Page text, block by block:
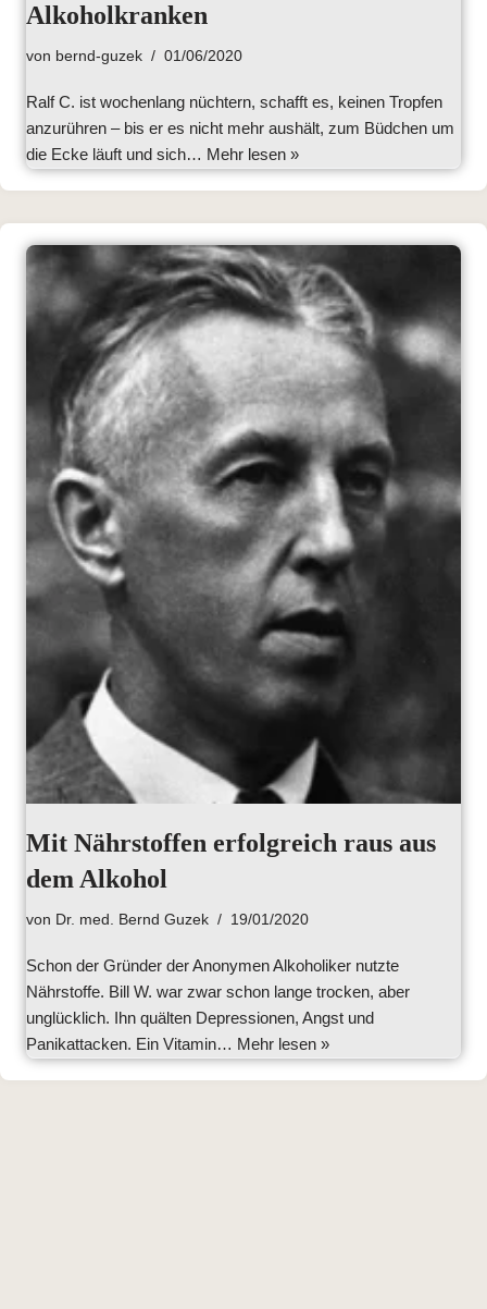
Alkoholkranken
von bernd-guzek 01/06/2020
Ralf C. ist wochenlang nüchtern, schafft es, keinen Tropfen
anzurühren – bis er es nicht mehr aushält, zum Büdchen um
die Ecke läuft und sich… Mehr lesen »
Mit Nährstoffen erfolgreich raus aus
dem Alkohol
von Dr. med. Bernd Guzek 19/01/2020
Schon der Gründer der Anonymen Alkoholiker nutzte
Nährstoffe. Bill W. war zwar schon lange trocken, aber
unglücklich. Ihn quälten Depressionen, Angst und
Panikattacken. Ein Vitamin… Mehr lesen »